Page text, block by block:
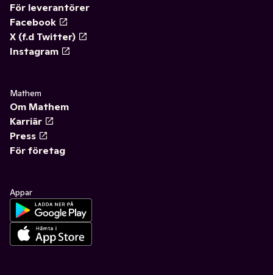
För leverantörer
Facebook
X (f.d Twitter)
Instagram
Mathem
Om Mathem
Karriär
Press
För företag
Appar